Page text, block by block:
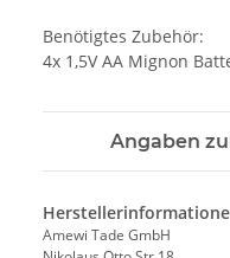
Benötigtes Zubehör:
4x 1,5V AA Mignon
Angaben
Amewi Tade GmbH